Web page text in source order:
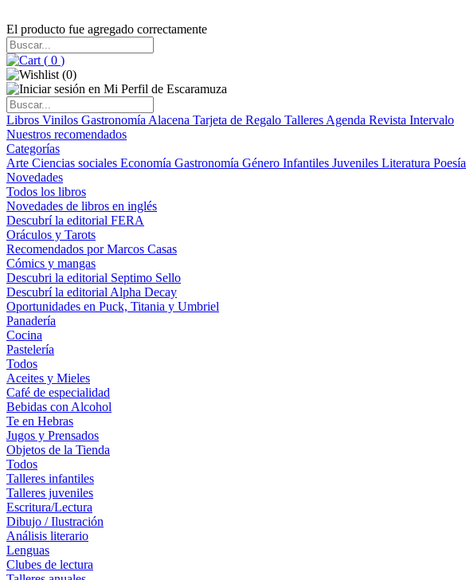
El producto fue agregado correctamente
( 0 )
(0)
Libros Vinilos Gastronomía Alacena Tarjeta de Regalo Talleres Agenda Revista Intervalo
Nuestros recomendados
Categorías
Arte Ciencias sociales Economía Gastronomía Género Infantiles Juveniles Literatura Poesía
Novedades
Todos los libros
Novedades de libros en inglés
Descubrí la editorial FERA
Oráculos y Tarots
Recomendados por Marcos Casas
Cómics y mangas
Descubri la editorial Septimo Sello
Descubrí la editorial Alpha Decay
Oportunidades en Puck, Titania y Umbriel
Panadería
Cocina
Pastelería
Todos
Aceites y Mieles
Café de especialidad
Bebidas con Alcohol
Te en Hebras
Jugos y Prensados
Objetos de la Tienda
Todos
Talleres infantiles
Talleres juveniles
Escritura/Lectura
Dibujo / Ilustración
Análisis literario
Lenguas
Clubes de lectura